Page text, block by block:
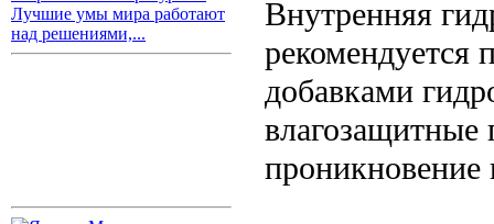
Лучшие умы мира работают
над решениями,...
Внутренняя
рекомендуется
добавками
влагозащитные
проникновение